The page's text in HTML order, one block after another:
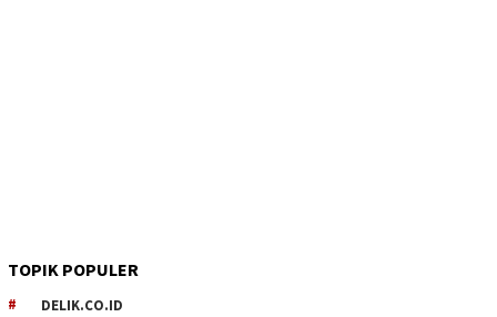
TOPIK POPULER
DELIK.CO.ID